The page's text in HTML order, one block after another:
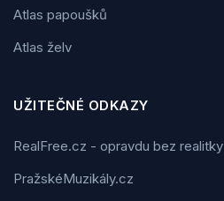
Atlas papoušků
Atlas želv
UŽITEČNÉ ODKAZY
RealFree.cz - opravdu bez realitky
PražskéMuzikály.cz